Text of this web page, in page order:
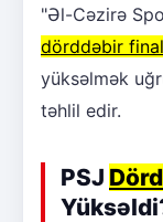
"Əl-Cəzirə
dörddəbir final
yüksəlmək
təhlil edir.
PSJ